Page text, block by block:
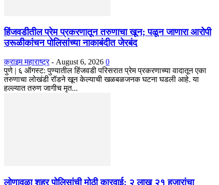
हिंजवडीतील प्रेम प्रकरणातून तरुणाचा खून; पळून जाणारा आरोपी
उरूळीकांचन पोलिसांच्या नाकाबंदीत जेरबंद
क्राइम महाराष्ट्र - August 6, 2026 0
​पुणे | ६ ऑगस्ट: पुण्यातील हिंजवडी परिसरात प्रेम प्रकरणाच्या वादातून एका
तरुणाचा लोखंडी रॉडने खून केल्याची खळबळजनक घटना घडली आहे. या
हल्ल्यात तरुण जागीच मृत...
लोणावळा शहर पोलिसांची मोठी कारवाई: २ लाख २१ हजारांचा